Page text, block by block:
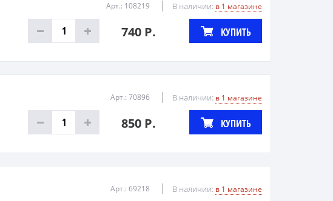
Арт.: 108219 В наличии: в 1 магазине
740 Р. КУПИТЬ
Арт.: 70896 В наличии: в 1 магазине
850 Р. КУПИТЬ
Арт.: 69218 В наличии: в 1 магазине